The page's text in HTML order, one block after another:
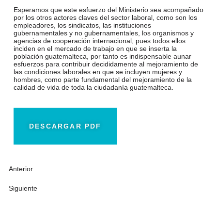
Esperamos que este esfuerzo del Ministerio sea acompañado
por los otros actores claves del sector laboral, como son los
empleadores, los sindicatos, las instituciones
gubernamentales y no gubernamentales, los organismos y
agencias de cooperación internacional; pues todos ellos
inciden en el mercado de trabajo en que se inserta la
población guatemalteca, por tanto es indispensable aunar
esfuerzos para contribuir decididamente al mejoramiento de
las condiciones laborales en que se incluyen mujeres y
hombres, como parte fundamental del mejoramiento de la
calidad de vida de toda la ciudadanía guatemalteca.
DESCARGAR PDF
Anterior
Siguiente